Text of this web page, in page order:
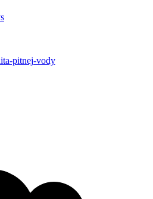
pitnej-vody